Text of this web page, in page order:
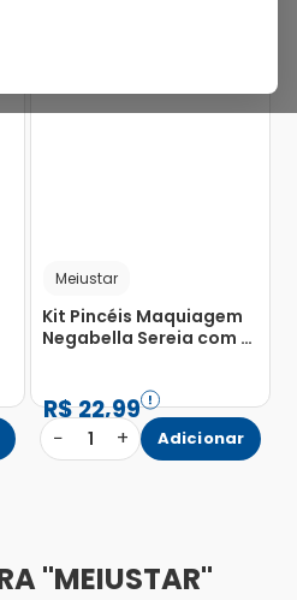
Meiustar
Kit Pincéis Maquiagem
Negabella Sereia com 4
R$22,99
− 1 + Adicionar
MEIUSTAR